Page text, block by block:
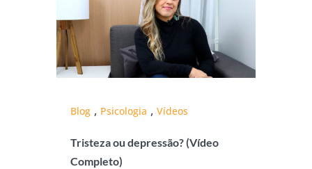
Blog , Psicologia , Vídeos
Tristeza ou depressão? (Vídeo
Completo)